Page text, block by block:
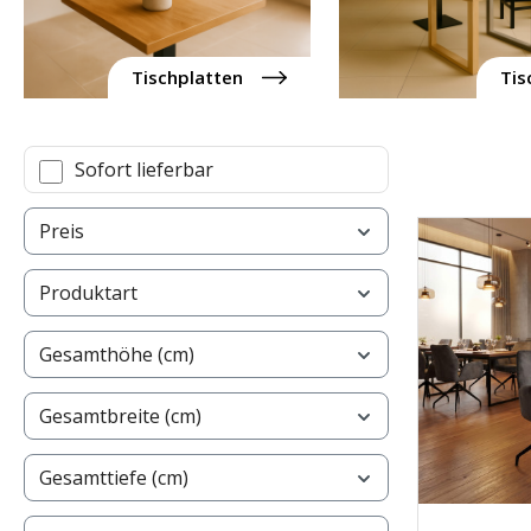
Tischplatten
Sofort lieferbar
Preis
Produktart
Gesamthöhe (cm)
Gesamtbreite (cm)
Gesamttiefe (cm)